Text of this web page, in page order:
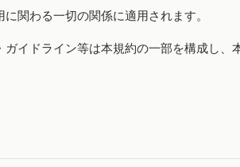
関わる一切の関係に適用されます。
イドライン等は本規約の一部を構成し、